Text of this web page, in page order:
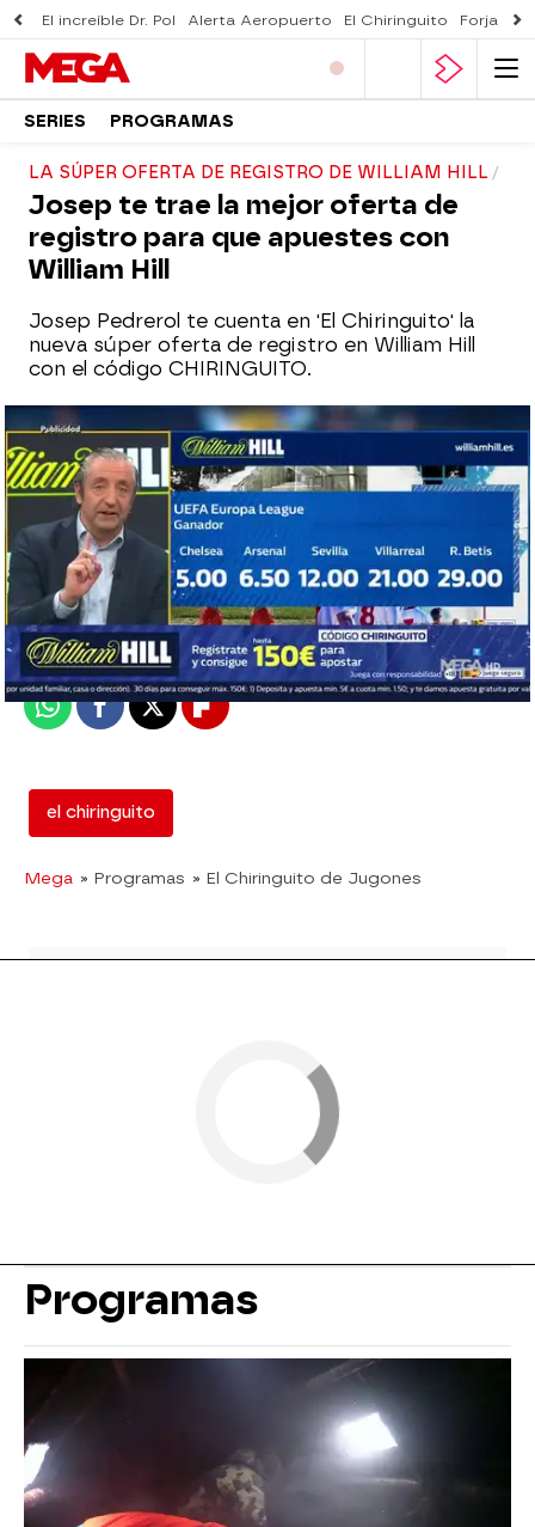
El increíble Dr. Pol Alerta Aeropuerto El Chiringuito Forjado
SERIES PROGRAMAS
LA SÚPER OFERTA DE REGISTRO DE WILLIAM HILL
Josep te trae la mejor oferta de
registro para que apuestes con
William Hill
Josep Pedrerol te cuenta en 'El Chiringuito' la
nueva súper oferta de registro en William Hill
con el código CHIRINGUITO.
mega
Madrid
Publicado:30 de noviembre de 2018, 02:03
WhatsappFacebook
X Flipboard
el chiringuito
Mega » Programas » El Chiringuito de Jugones
Programas